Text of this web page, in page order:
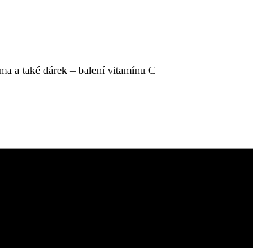
a také dárek – balení vitamínu C